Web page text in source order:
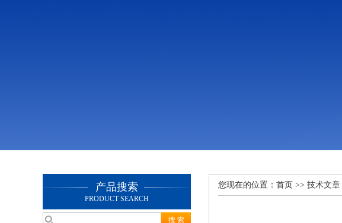
产品搜索
PRODUCT SEARCH
您现在的位置： 首页 >> 技术文章